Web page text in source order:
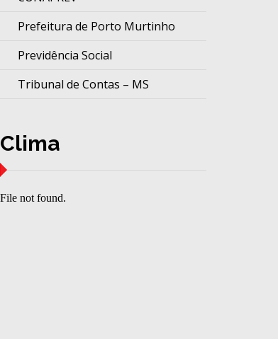
Prefeitura de Porto Murtinho
Previdência Social
Tribunal de Contas – MS
Clima